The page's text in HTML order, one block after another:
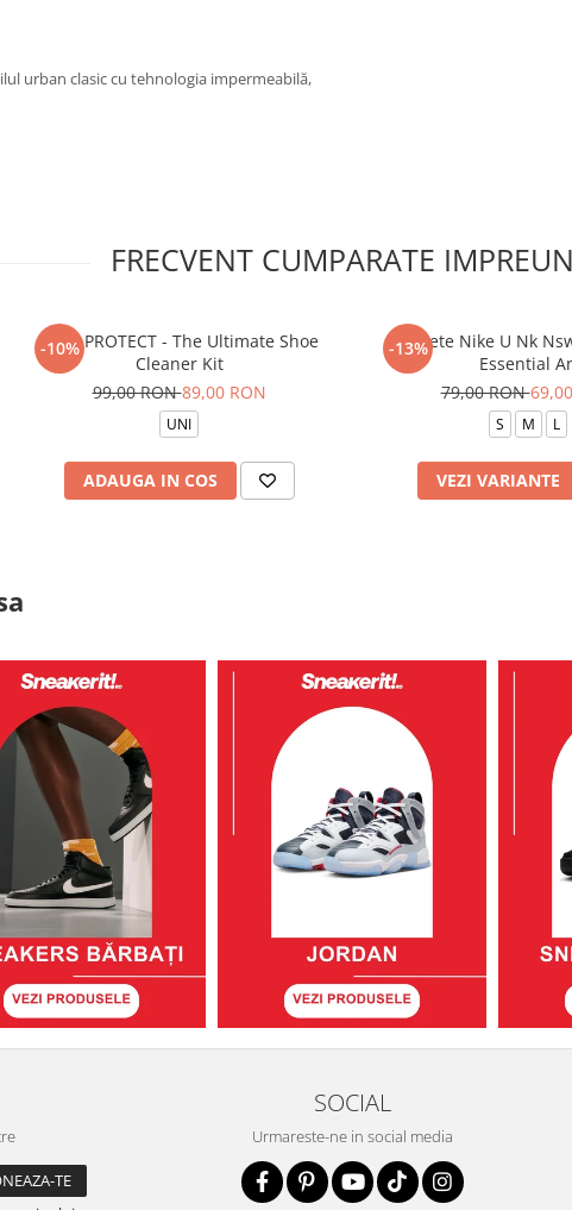
urban clasic cu tehnologia impermeabilă,
FRECVENT CUMPARATE
-10%
CREP PROTECT - The Ultimate Shoe
Cleaner Kit
99,00 RON89,00 RON
UNI
ADAUGA IN COS
-13%
Sosete Nike U Nk
Essential
79,00 RON
S M L
VEZI VARIANTE
SOCIAL
Urmareste-ne in social media